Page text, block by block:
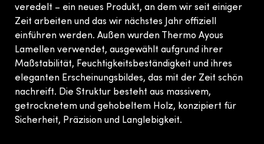
veredelt – ein neues Produkt, an dem wir seit einiger
Zeit arbeiten und das wir nächstes Jahr offiziell
einführen werden. Außen wurden Thermo Ayous
Lamellen verwendet, ausgewählt aufgrund ihrer
Maßstabilität, Feuchtigkeitsbeständigkeit und ihres
eleganten Erscheinungsbildes, das mit der Zeit schön
nachreift. Die Struktur besteht aus massivem,
getrocknetem und gehobeltem Holz, konzipiert für
Sicherheit, Präzision und Langlebigkeit.